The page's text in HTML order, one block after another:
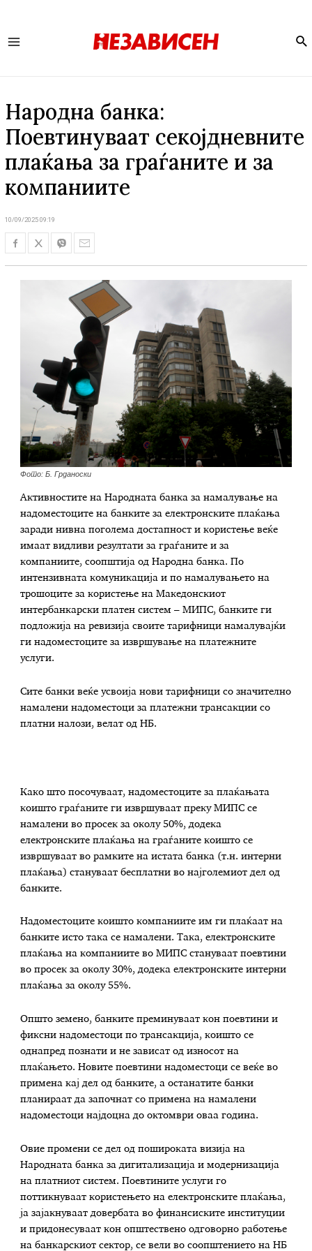
Народна банка:
Поевтинуваат секојдневните
плаќања за граѓаните и за
компаниите
10/09/2025 09:19
Фото: Б. Грданоски
Активностите на Народната банка за намалување на
надоместоците на банките за електронските плаќања
заради нивна поголема достапност и користење веќе
имаат видливи резултати за граѓаните и за
компаниите, соопштија од Народна банка. По
интензивната комуникација и по намалувањето на
трошоците за користење на Македонскиот
интербанкарски платен систем – МИПС, банките ги
подложија на ревизија своите тарифници намалувајќи
ги надоместоците за извршување на платежните
услуги.
Сите банки веќе усвоија нови тарифници со значително
намалени надоместоци за платежни трансакции со
платни налози, велат од НБ.
Како што посочуваат, надоместоците за плаќањата
коишто граѓаните ги извршуваат преку МИПС се
намалени во просек за околу 50%, додека
електронските плаќања на граѓаните коишто се
извршуваат во рамките на истата банка (т.н. интерни
плаќања) стануваат бесплатни во најголемиот дел од
банките.
Надоместоците коишто компаниите им ги плаќаат на
банките исто така се намалени. Така, електронските
плаќања на компаниите во МИПС стануваат поевтини
во просек за околу 30%, додека електронските интерни
плаќања за околу 55%.
Општо земено, банките преминуваат кон поевтини и
фиксни надоместоци по трансакција, коишто се
однапред познати и не зависат од износот на
плаќањето. Новите поевтини надоместоци се веќе во
примена кај дел од банките, а останатите банки
планираат да започнат со примена на намалени
надоместоци најдоцна до октомври оваа година.
Овие промени се дел од пошироката визија на
Народната банка за дигитализација и модернизација
на платниот систем. Поевтините услуги го
поттикнуваат користењето на електронските плаќања,
ја зајакнуваат довербата во финансиските институции
и придонесуваат кон општествено одговорно работење
на банкарскиот сектор, се вели во соопштението на НБ